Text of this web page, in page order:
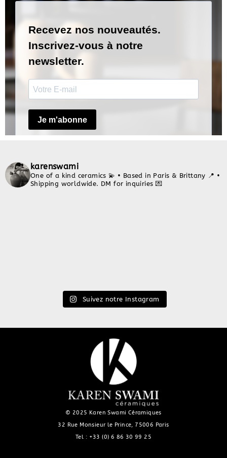
karenswami
One of a kind ceramics 💫 • Based in Paris & Brittany 📍 •
Shipping worldwide. DM for inquiries 💌
Suivez notre Instagram
© 2025 Karen Swami Céramiques
32 Rue Monsieur le Prince, 75006 Paris
Tel : +33 (0) 6 86 30 99 25